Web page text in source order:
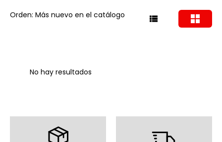
Orden: Más nuevo en el catálogo
No hay resultados